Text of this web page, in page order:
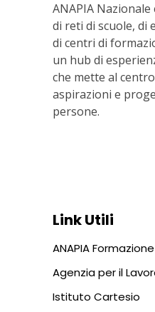
ANAPIA
di reti di scuole, di
di centri di
un hub di
che mette al
aspirazioni e
persone.
Link Utili
ANAPIA Formazione
Agenzia per il
Istituto Cartesio